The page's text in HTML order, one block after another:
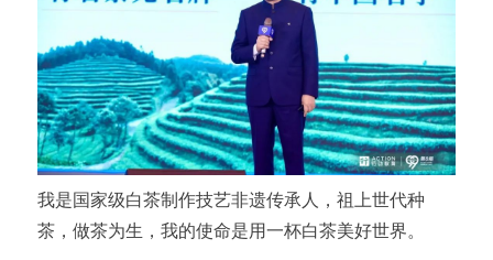
我是国家级白茶制作技艺非遗传承人，祖上世代种
茶，做茶为生，我的使命是用一杯白茶美好世界。